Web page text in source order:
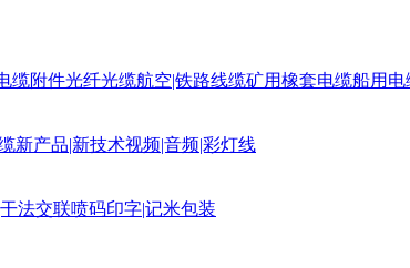
缆附件光纤光缆航空|铁路线缆矿用橡套电缆船用电
新产品|新技术视频|音频|彩灯线
法交联喷码印字|记米包装